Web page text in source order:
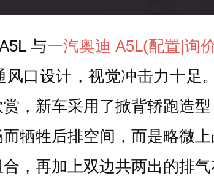
与一汽奥迪 A5L(配置 |询
口设计，视觉冲击力十足
，新车采用了掀背轿跑造
牺牲后排空间，而是略微
，再加上双边共两出的排